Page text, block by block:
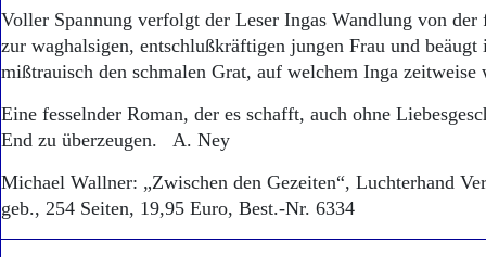
Voller Spannung verfolgt der Leser Ingas Wandlung von der
zur waghalsigen, entschlußkräftigen jungen Frau und
mißtrauisch den schmalen Grat, auf welchem Inga zeitweise
Eine fesselnder Roman, der es schafft, auch ohne
End zu überzeugen. A. Ney
Michael Wallner: „Zwischen den Gezeiten“, Luchterhand
geb., 254 Seiten, 19,95 Euro, Best.-Nr. 6334